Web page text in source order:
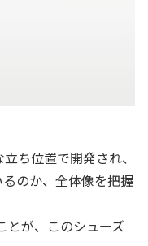
ち位置で開発され、
のか、全体像を把握
とが、このシューズ